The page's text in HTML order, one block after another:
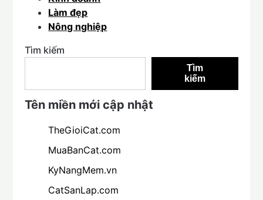
Làm đẹp
Nông nghiệp
Tìm kiếm
Tìm
kiếm
Tên miền mới cập nhật
TheGioiCat.com
MuaBanCat.com
KyNangMem.vn
CatSanLap.com